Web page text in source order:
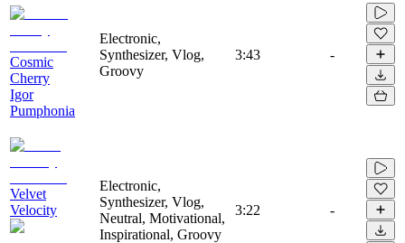
Cosmic
Cherry
Igor
Pumphonia
Electronic,
Synthesizer, Vlog,
Groovy
3:43 -
Velvet
Velocity
Electronic,
Synthesizer, Vlog,
Neutral, Motivational,
Inspirational, Groovy
3:22 -